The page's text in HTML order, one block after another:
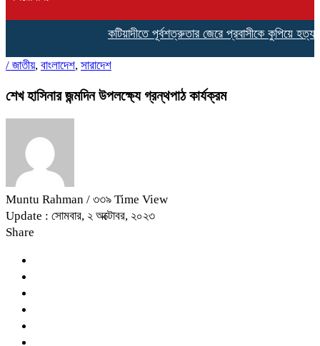
কটিয়াদীতে পূর্বশত্রুতার জেরে প্রবাসীকে কুপিয়ে
/ জাতীয়, বাংলাদেশ, সারাদেশ
শেখ হাসিনার জন্মদিন উপলক্ষ্যে গ্রন্থপাঠ কার্যক্রম
Muntu Rahman / ৩৩৯ Time View
Update : সোমবার, ২ অক্টোবর, ২০২৩
Share